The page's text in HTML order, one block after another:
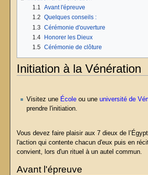
1.1 Avant l'épreuve
1.2 Quelques conseils :
1.3 Cérémonie d'ouverture
1.4 Honorer les Dieux
1.5 Cérémonie de clôture
Initiation à la Vénération
Visitez une École ou une université de
prendre l'initiation.
Vous devez faire plaisir aux 7 dieux de
l'action qui contente chacun d'eux puis en
convient, lors d'un rituel à un autel commun.
Avant l'épreuve